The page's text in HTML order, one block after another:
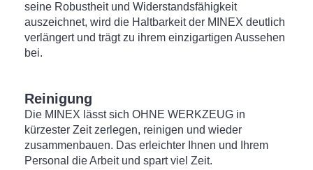
seine Robustheit und Widerstandsfähigkeit
auszeichnet, wird die Haltbarkeit der MINEX deutlich
verlängert und trägt zu ihrem einzigartigen Aussehen
bei.
Reinigung
Die MINEX lässt sich OHNE WERKZEUG in
kürzester Zeit zerlegen, reinigen und wieder
zusammenbauen. Das erleichter Ihnen und Ihrem
Personal die Arbeit und spart viel Zeit.